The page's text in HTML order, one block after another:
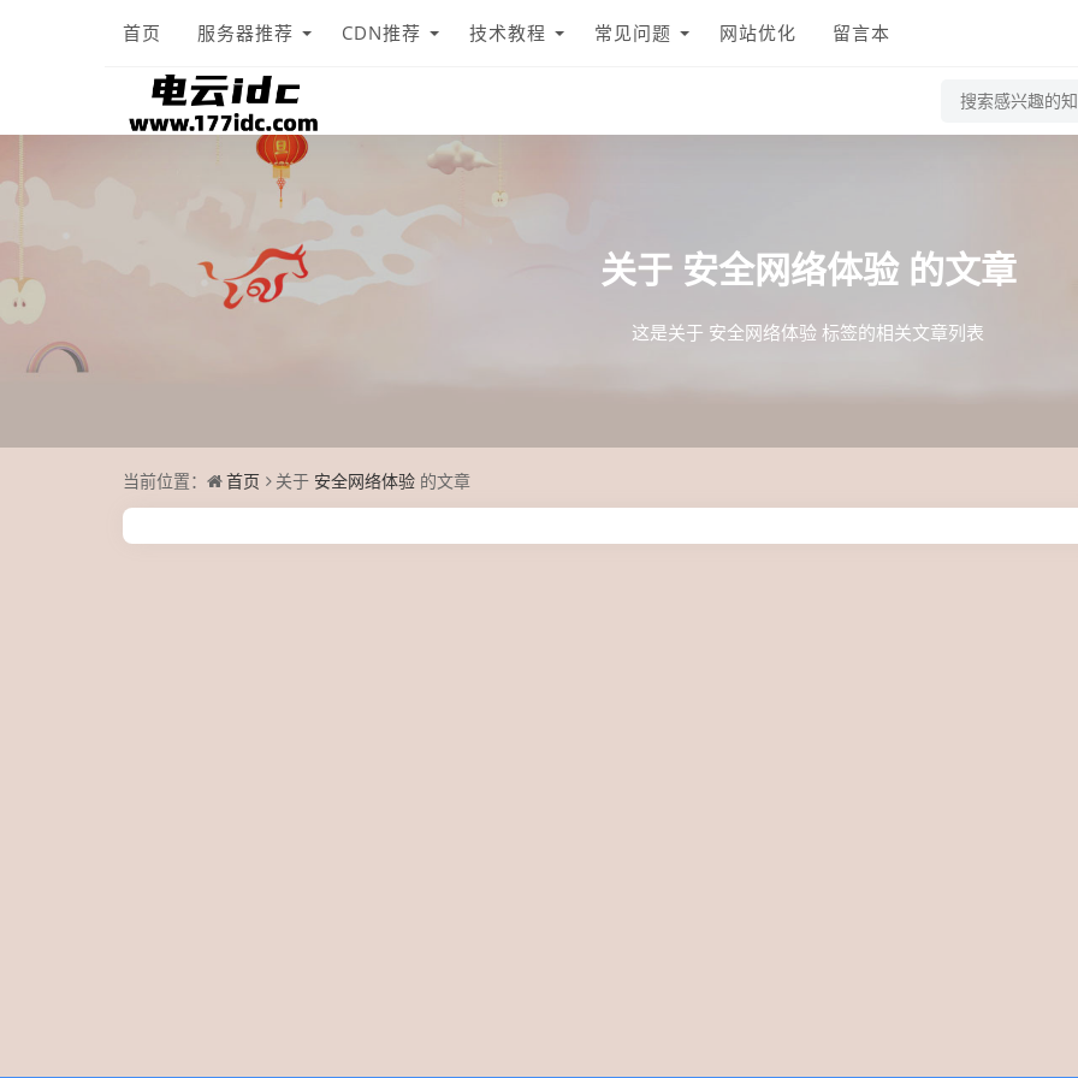
首页 服务器推荐 CDN推荐 技术教程 常见问题 网站优化 留言本
关于 安全网络体验 的文章
这是关于 安全网络体验 标签的相关文章列表
当前位置： 首页 关于 安全网络体验 的文章